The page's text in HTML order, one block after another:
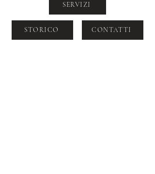
SERVIZI
STORICO CONTATTI